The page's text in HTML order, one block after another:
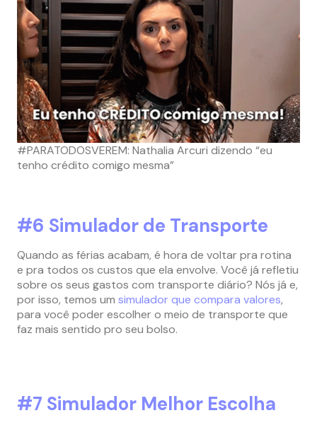
#PARATODOSVEREM: Nathalia Arcuri dizendo “eu
tenho crédito comigo mesma”
#6 Simulador de Transporte
Quando as férias acabam, é hora de voltar pra rotina
e pra todos os custos que ela envolve. Você já refletiu
sobre os seus gastos com transporte diário? Nós já e,
por isso, temos um simulador que compara valores,
para você poder escolher o meio de transporte que
faz mais sentido pro seu bolso.
#7 Simulador Melhor Escolha